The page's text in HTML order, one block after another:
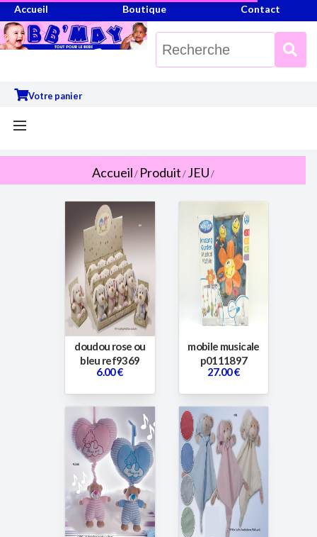
Accueil Boutique Contact
Votre panier
Accueil/ Produit/JEU/
doudou rose ou
bleu ref9369
6.00 €
mobile musicale
p0111897
27.00 €